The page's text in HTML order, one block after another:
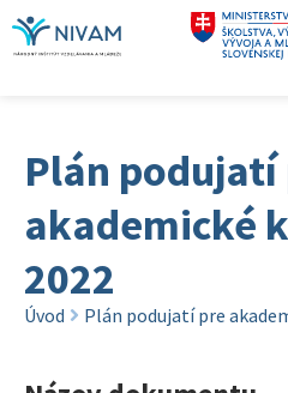
Plán podujatí
akademické
2022
Úvod Plán podujatí pre